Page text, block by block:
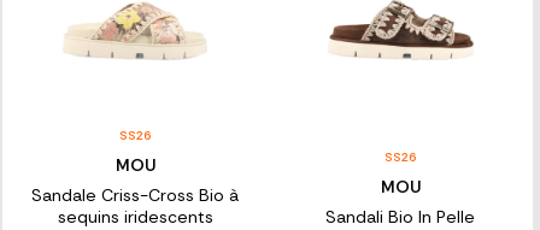
SS26
MOU
Sandale Criss-Cross Bio à
sequins iridescents
SS26
MOU
Sandali Bio In Pelle